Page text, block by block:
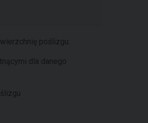
poślizgu.
dla danego